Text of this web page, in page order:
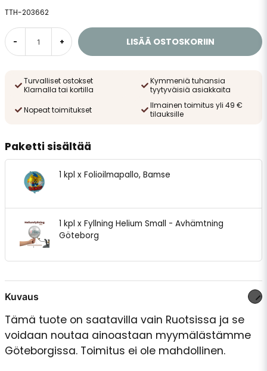
TTH-203662
- + LISÄÄ OSTOSKORIIN
Turvalliset ostokset
Klarnalla tai kortilla
Kymmeniä tuhansia
tyytyväisiä asiakkaita
Nopeat toimitukset
Ilmainen toimitus yli 49 €
tilauksille
Paketti sisältää
1 kpl x Folioilmapallo, Bamse
1 kpl x Fyllning Helium Small - Avhämtning
Göteborg
Kuvaus
Tämä tuote on saatavilla vain Ruotsissa ja se
voidaan noutaa ainoastaan myymälästämme
Göteborgissa. Toimitus ei ole mahdollinen.